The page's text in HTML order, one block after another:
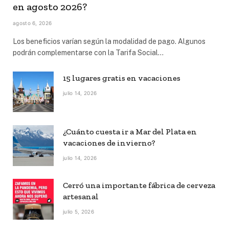
en agosto 2026?
agosto 6, 2026
Los beneficios varían según la modalidad de pago. Algunos
podrán complementarse con la Tarifa Social…
15 lugares gratis en vacaciones
julio 14, 2026
¿Cuánto cuesta ir a Mar del Plata en
vacaciones de invierno?
julio 14, 2026
Cerró una importante fábrica de cerveza
artesanal
julio 5, 2026